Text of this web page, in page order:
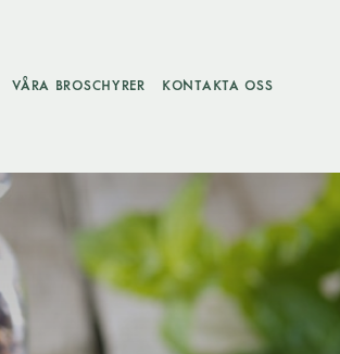
VÅRA BROSCHYRER KONTAKTA OSS